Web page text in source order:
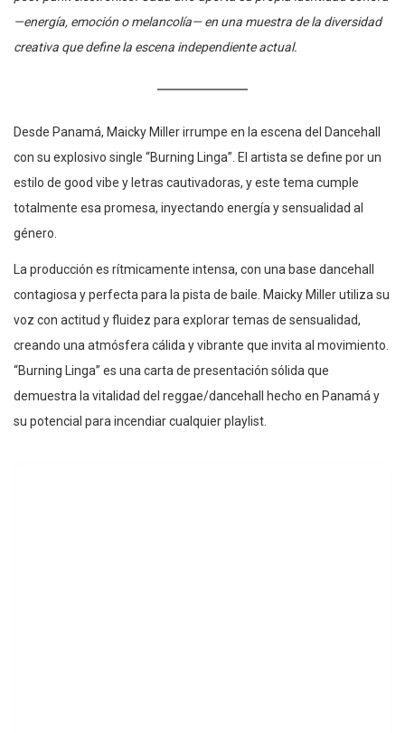
—energía, emoción o melancolía— en una muestra de la diversidad
creativa que define la escena independiente actual.
Desde Panamá, Maicky Miller irrumpe en la escena del Dancehall
con su explosivo single “Burning Linga”. El artista se define por un
estilo de good vibe y letras cautivadoras, y este tema cumple
totalmente esa promesa, inyectando energía y sensualidad al
género.
La producción es rítmicamente intensa, con una base dancehall
contagiosa y perfecta para la pista de baile. Maicky Miller utiliza su
voz con actitud y fluidez para explorar temas de sensualidad,
creando una atmósfera cálida y vibrante que invita al movimiento.
“Burning Linga” es una carta de presentación sólida que
demuestra la vitalidad del reggae/dancehall hecho en Panamá y
su potencial para incendiar cualquier playlist.